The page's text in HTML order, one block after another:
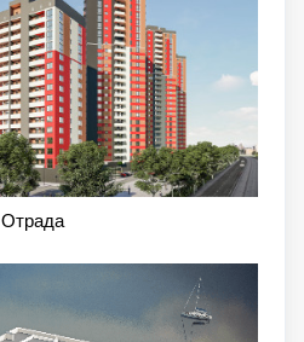
Отрада